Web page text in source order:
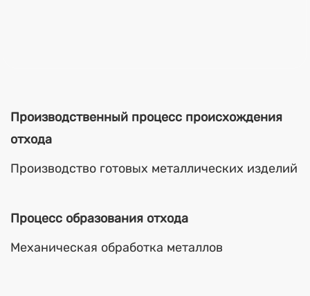
Производственный процесс происхождения
отхода
Производство готовых металлических изделий
Процесс образования отхода
Механическая обработка металлов